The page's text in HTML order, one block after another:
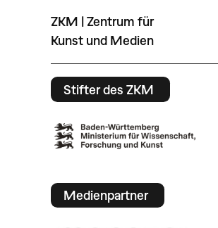
ZKM | Zentrum für
Kunst und Medien
Stifter des ZKM
Medienpartner